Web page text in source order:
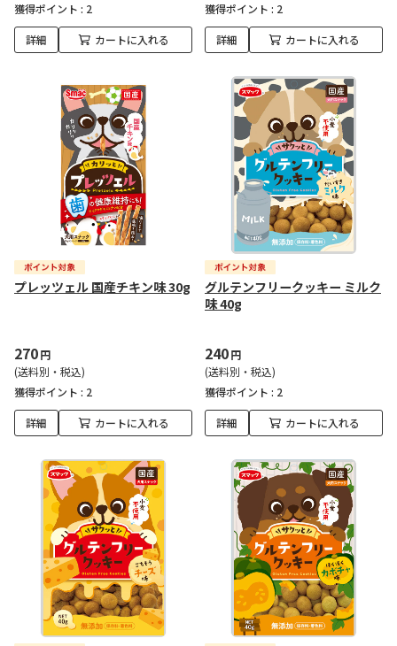
獲得ポイント : 2
詳細 カートに入れる
獲得ポイント : 2
詳細 カートに入れる
プレッツェル 国産チキン味 30g
270円
(送料別・税込)
獲得ポイント : 2
詳細 カートに入れる
グルテンフリークッキー ミルク
味 40g
240円
(送料別・税込)
獲得ポイント : 2
詳細 カートに入れる